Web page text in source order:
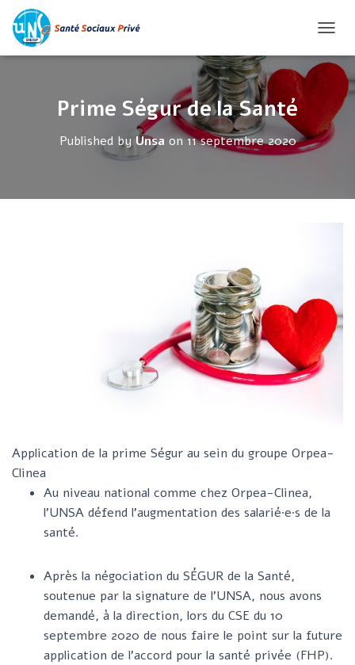
U
I
R
/
R
N
V
I
N
Prime Ségur de la Santé
Published by Unsa on11 septembre 2020
Application de la prime Ségur au sein du groupe Orpea-
Clinea
Au niveau national comme chez Orpea-Clinea,
l’UNSA défend l’augmentation des salarié∙e∙s de la
santé.
Après la négociation du SÉGUR de la Santé,
soutenue par la signature de l’UNSA, nous avons
demandé, à la direction, lors du CSE du 10
septembre 2020 de nous faire le point sur la future
application de l’accord pour la santé privée (FHP).